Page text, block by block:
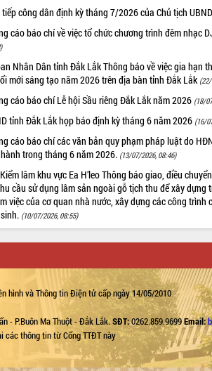
tiếp công dân định kỳ tháng 7/2026 của Chủ tịch
cáo báo chí về việc tổ chức chương trình đêm nhạc
Nhân Dân tỉnh Đắk Lắk Thông báo về việc gia hạn
mới sáng tạo năm 2026 trên địa bàn tỉnh Đắk Lắk
cáo báo chí Lễ hội Sầu riêng Đắk Lắk năm 2026 (18/
tỉnh Đắk Lắk họp báo định kỳ tháng 6 năm 2026 (16/
cáo báo chí các văn bản quy phạm pháp luật do
trong tháng 6 năm 2026. (13/07/2026, 08:46)
lâm khu vực Ea H’leo Thông báo giao, điều
cầu sử dụng lâm sản ngoài gỗ tịch thu để xây dựng
việc của cơ quan nhà nước, xây dựng các công trình
(10/07/2026, 08:55)
hình và Thông tin Điện tử cấp ngày 14/05/2010
- P.Buôn Ma Thuột - Đắk Lắk.SĐT:0262.859.9699Email:
các thông tin từ Cổng TTĐT này